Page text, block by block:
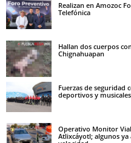
Realizan en Amozoc
Telefónica
Hallan dos cuerpos
Chignahuapan
Fuerzas de seguridad
deportivos y musicales
Operativo Monitor
Atlixcáyotl; algunos ya